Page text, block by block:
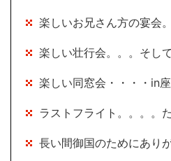
楽しいお兄さん方の宴会
楽しい壮行会。。。そし
楽しい同窓会・・・・in
ラストフライト。。。。
長い間御国のためにあり